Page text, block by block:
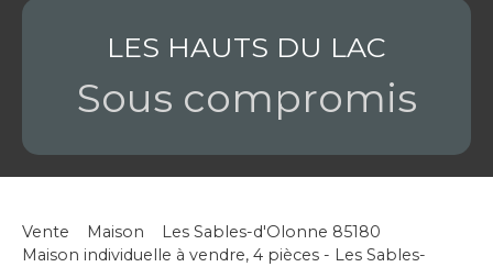
LES HAUTS DU LAC
Sous compromis
Vente Maison
Les Sables-d'Olonne 85180
Maison individuelle à vendre, 4 pièces - Les Sables-